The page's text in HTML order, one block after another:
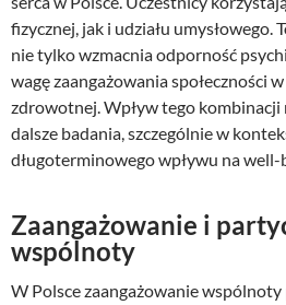
fizycznej, jak i udziału umysłowego.
nie tylko wzmacnia odporność
wagę zaangażowania społeczności
zdrowotnej. Wpływ tego kombinacji
dalsze badania, szczególnie w
długoterminowego wpływu na well-
Zaangażowanie i
wspólnoty
W Polsce zaangażowanie wspólnoty